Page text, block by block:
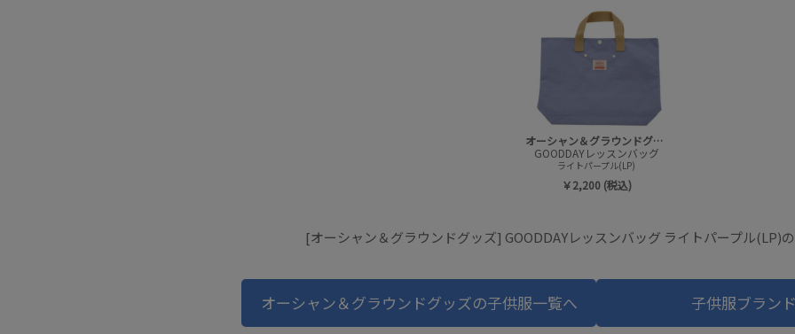
オーシャン＆グラウンドグッズ
GOODDAYレッスンバッグ
ライトパープル(LP)
￥2,200 (税込)
[オーシャン＆グラウンドグッズ] GOODDAYレッスンバッグ ライトパープル(LP)
オーシャン＆グラウンドグッズの子供服一覧へ 子供服ブラン